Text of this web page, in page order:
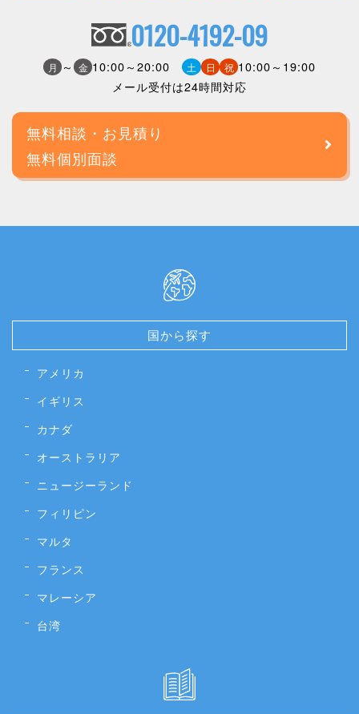
0120-4192-09
月 ～ 金 10:00～20:00 土 日 祝 10:00～19:00
メール受付は24時間対応
無料相談・お見積り
無料個別面談
国から探す
アメリカ
イギリス
カナダ
オーストラリア
ニュージーランド
フィリピン
マルタ
フランス
マレーシア
台湾